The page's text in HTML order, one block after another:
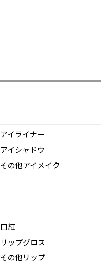
アイライナー
アイシャドウ
その他アイメイク
口紅
リップグロス
その他リップ